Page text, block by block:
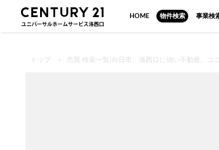
HOME 物件検索 事業検
トップ > 売買 検索一覧|向日市、洛西口に強い不動産。ユ